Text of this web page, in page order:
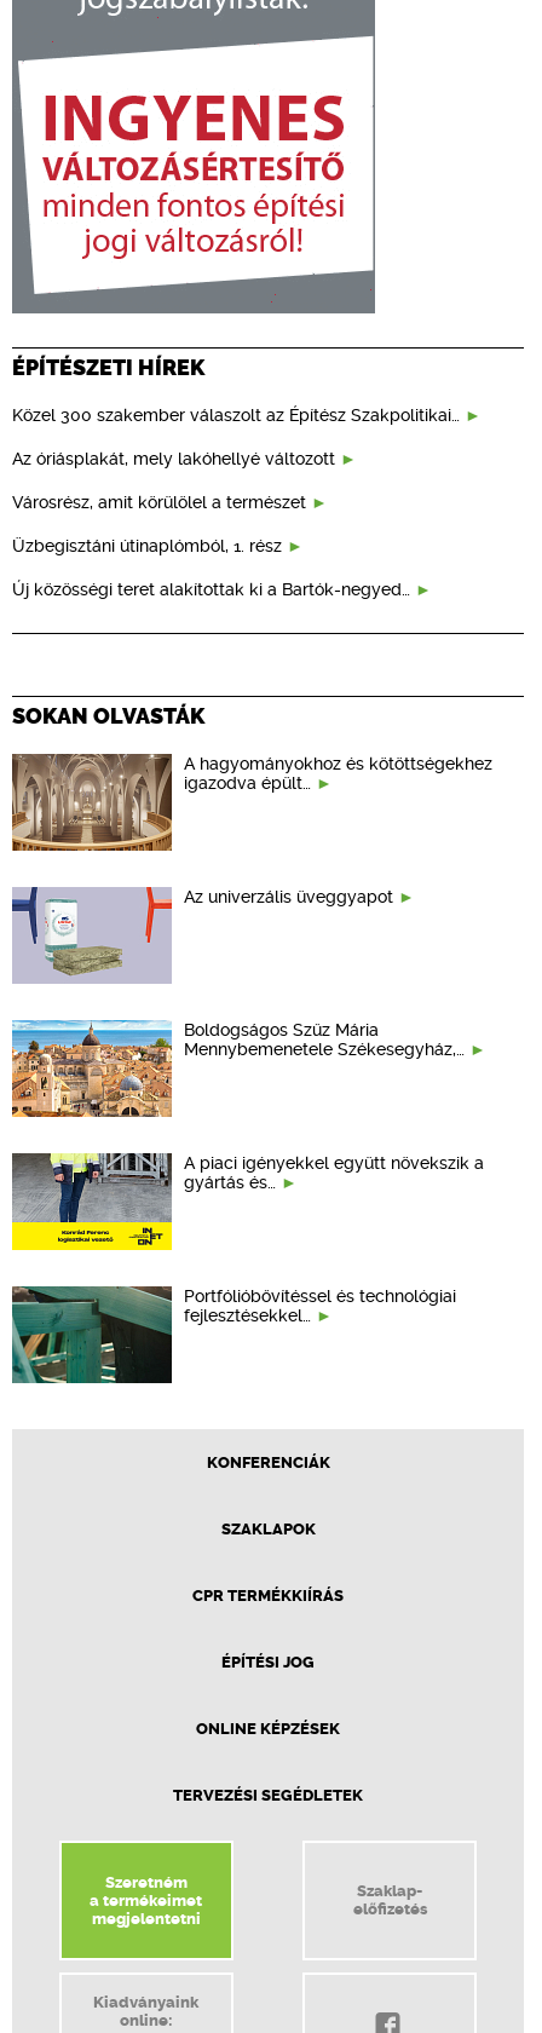
ÉPÍTÉSZETI HÍREK
Közel 300 szakember válaszolt az Építész Szakpolitikai…
Az óriásplakát, mely lakóhellyé változott
Városrész, amit körülölel a természet
Üzbegisztáni útinaplómból, 1. rész
Új közösségi teret alakítottak ki a Bartók-negyed…
SOKAN OLVASTÁK
A hagyományokhoz és kötöttségekhez
igazodva épült…
Az univerzális üveggyapot
Boldogságos Szűz Mária
Mennybemenetele Székesegyház,…
A piaci igényekkel együtt növekszik a
gyártás és…
Portfólióbővítéssel és technológiai
fejlesztésekkel…
KONFERENCIÁK
SZAKLAPOK
CPR TERMÉKKIÍRÁS
ÉPÍTÉSI JOG
ONLINE KÉPZÉSEK
TERVEZÉSI SEGÉDLETEK
Szeretném
a termékeimet
megjelentetni
Szaklap-
előfizetés
Kiadványaink
online: